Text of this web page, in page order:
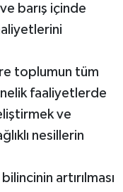
barış içinde
toplumun tüm
faaliyetlerde
ve
nesillerin
artırılması